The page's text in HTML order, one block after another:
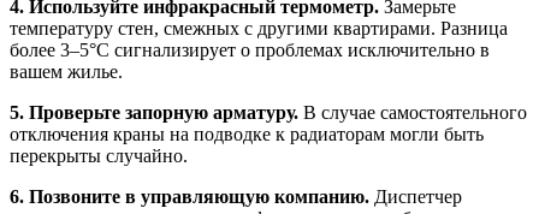
4. Используйте инфракрасный термометр. Замерьте
температуру стен, смежных с другими квартирами. Разница
более 3–5°C сигнализирует о проблемах исключительно в
вашем жилье.
5. Проверьте запорную арматуру. В случае самостоятельного
отключения краны на подводке к радиаторам могли быть
перекрыты случайно.
6. Позвоните в управляющую компанию. Диспетчер